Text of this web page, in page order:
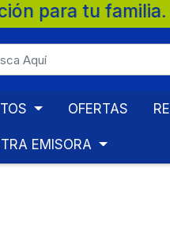
OFERTAS
EMISORA